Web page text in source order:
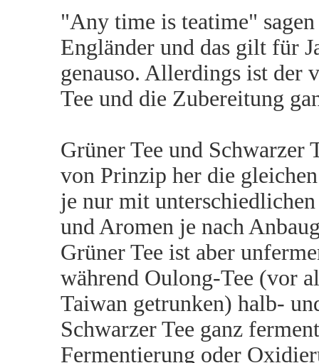
"Any time is teatime"
Engländer und das gilt für
genauso. Allerdings ist der
Tee und die Zubereitung
Grüner Tee und Schwarzer
von Prinzip her die
je nur mit
und Aromen je nach
Grüner Tee ist aber
während Oulong-Tee (vor
Taiwan getrunken) halb-
Schwarzer Tee ganz
Fermentierung oder